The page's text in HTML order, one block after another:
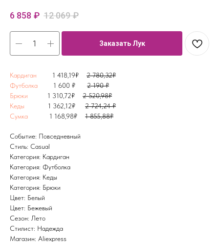
6 858 ₽ 12 069 ₽
Заказать Лук
Кардиган 1 418,19₽ 2 780,32₽
Футболка 1 600 ₽ 2 190 ₽
Брюки 1 310,72₽ 2 520,98₽
Кеды 1 362,12₽ 2 724,24 ₽
Сумка 1 168,98₽ 1 855,88₽
Событие: Повседневный
Стиль: Casual
Категория: Кардиган
Категория: Футболка
Категория: Кеды
Категория: Брюки
Цвет: Белый
Цвет: Бежевый
Сезон: Лето
Стилист: Надежда
Магазин: Aliexpress